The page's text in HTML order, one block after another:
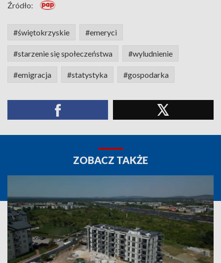
Źródło:
#świętokrzyskie #emeryci
#starzenie się społeczeństwa #wyludnienie
#emigracja #statystyka #gospodarka
ZOBACZ TAKŻE